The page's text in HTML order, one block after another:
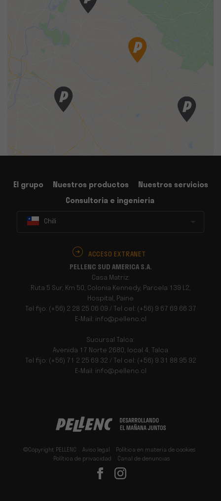
El grupo Nuestros productos
Nuestros servicios
Consultoria e ingenieria
Chili
ACCESO EXTRANET
PELLENC SUD AMERICA S.A.
Casa Matriz:
Ruta 5 Sur, Km 50, Colonia Kennedy, Parcela 139 L2,
Hospital, Paine
Tel fijo: (+56) 2 28 25 06 09 / Tel cel: (+56) 9 67 69 66 37
E-Mail: info@pellenc.cl
Sucursal Talca:
Avenida 17 Norte 2680, local 4, Talca
Tel fijo: (+56) 71 2 25 69 32 / Tel cel: (+56) 9 31 88 95 92
E-Mail: info@pellenc.cl
©Copyright PELLENC Aviso legal
Política en materia de cookies
Política de privacidad
Canal de denuncias